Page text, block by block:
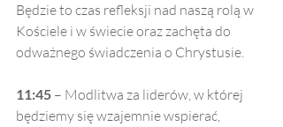
Będzie to czas refleksji nad naszą rolą w
Kościele i w świecie oraz zachęta do
odważnego świadczenia o Chrystusie.
11:45 – Modlitwa za liderów, w której
będziemy się wzajemnie wspierać,